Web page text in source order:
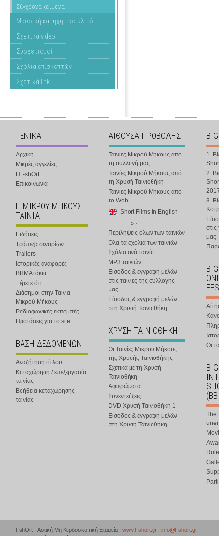
Σύγχρονα κείμενα
Μουσική και ηχητικό υλικό
Σχετικά video
Συσχετισμοί
Σχόλια επισκεπτών
Σχετικά link
ΓΕΝΙΚΑ
Αρχική
Μικρές αγγελίες
Η t-shOrt
Επικοινωνία
Η ΜΙΚΡΟΥ ΜΗΚΟΥΣ
ΤΑΙΝΙΑ
Ειδήσεις
Τράπεζα σεναρίων
Trailers
Ιστορικές αναφορές
ΒΗΜΑτάκια
Ξέρετε ότι...
Διάσημοι στην Ταινία
Μικρού Μήκους
Ραδιοφωνικές εκπομπές
Προτάσεις για το site
ΒΑΣΗ ΔΕΔΟΜΕΝΩΝ
Αναζήτηση τίτλου
Καταχώρηση / επεξεργασία
ταινίας
Βοήθεια καταχώρησης
ταινίας
ΑΙΘΟΥΣΑ ΠΡΟΒΟΛΗΣ
Ταινίες Μικρού Μήκους από
τη συλλογή μας
Ταινίες Μικρού Μήκους από
τη Χρυσή Ταινιοθήκη
Ταινίες Μικρού Μήκους από
το Web
Short Films in English
Περιλήψεις όλων των ταινιών
Όλα τα σχόλια των ταινιών
Σχόλια ανά ταινία
MP3 ταινιών
Είσοδος & εγγραφή μελών
στις ταινίες της συλλογής
μας
Είσοδος & εγγραφή μελών
στη Χρυσή Ταινιοθήκη
ΧΡΥΣΗ ΤΑΙΝΙΟΘΗΚΗ
Οι Ταινίες Μικρού Μήκους
της Χρυσής Ταινιοθήκης
Σχετικά με τη Χρυσή
Ταινιοθήκη
Αφιερώματα
Συνεντεύξεις
DVD Χρυσή Ταινιοθήκη 1
Είσοδος & εγγραφή μελών
στη Χρυσή Ταινιοθήκη
1.
2.
3.
στις
μας
Οι
The
t-shOrt : Αστική Μη Κερδοσκοπική Εταιρεία : www.t-short.gr : info@t-short.gr